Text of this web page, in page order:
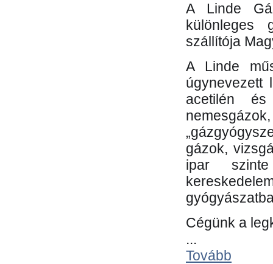
A Linde
különleges
szállítója
A Linde
úgynevezett
acetilén és
gázok,
ipar
Cégünk a
...
Tovább